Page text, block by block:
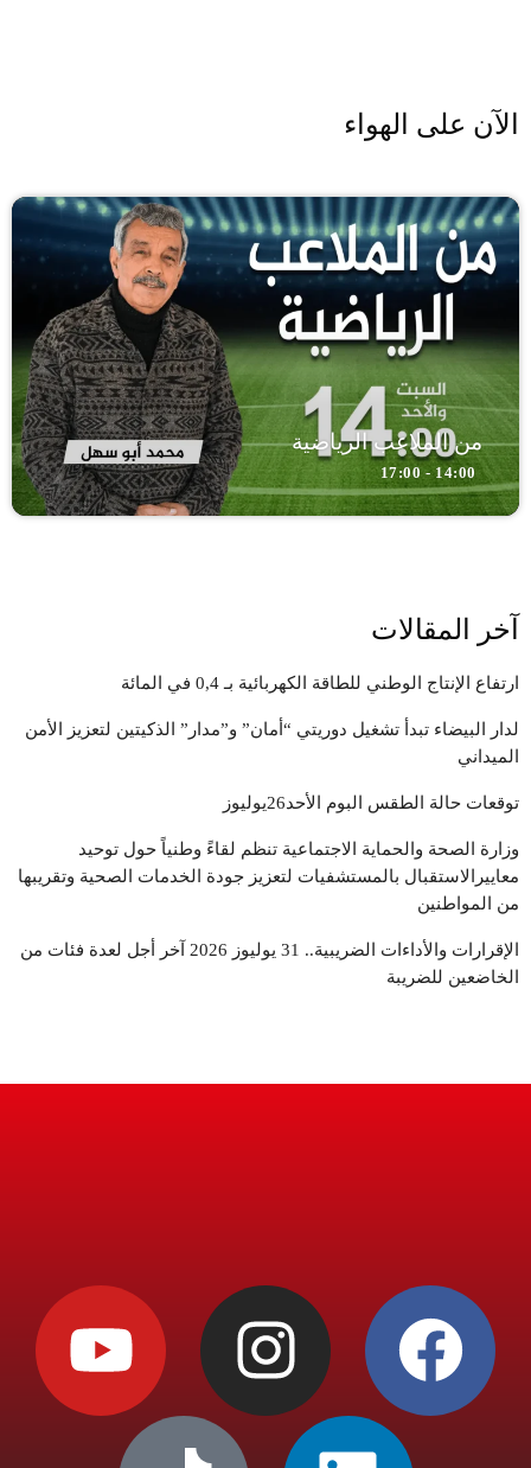
الآن على الهواء
من الملاعب الرياضية
14:00 - 17:00
آخر المقالات
ارتفاع الإنتاج الوطني للطاقة الكهربائية بـ 0,4 في المائة
لدار البيضاء تبدأ تشغيل دوريتي “أمان” و”مدار” الذكيتين لتعزيز الأمن
الميداني
توقعات حالة الطقس البوم الأحد26يوليوز
وزارة الصحة والحماية الاجتماعية تنظم لقاءً وطنياً حول توحيد
معاييرالاستقبال بالمستشفيات لتعزيز جودة الخدمات الصحية وتقريبها
من المواطنين
الإقرارات والأداءات الضريبية.. 31 يوليوز 2026 آخر أجل لعدة فئات من
الخاضعين للضريبة